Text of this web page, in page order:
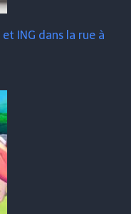
ING dans la rue à